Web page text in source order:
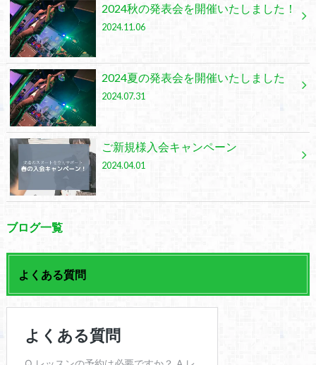
2024秋の発表会を開催いたしました！
2024.11.06
2024夏の発表会を開催いたしました
2024.07.31
ご新規様入会キャンペーン
2024.04.01
ブログ一覧
よくある質問